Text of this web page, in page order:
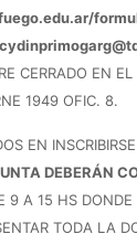
CERRADO EN
1949 OFIC. 8.
EN INSCRIBIRSE
DEBERÁN
9 A 15 HS DONDE
TODA LA